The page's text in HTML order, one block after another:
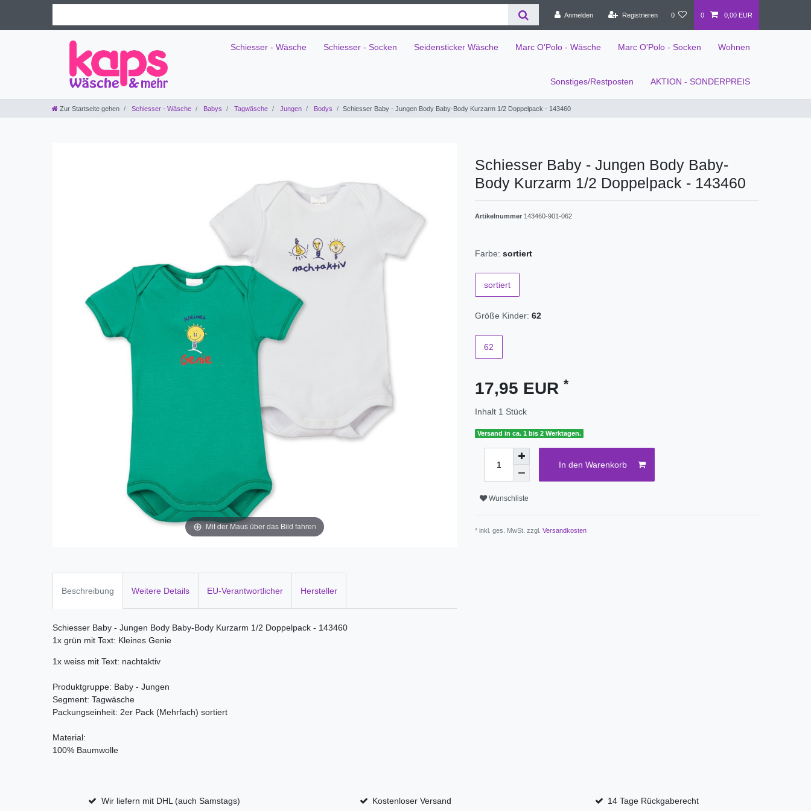
Anmelden Registrieren 0 0 0,00 EUR
Schiesser - Wäsche Schiesser - Socken Seidensticker Wäsche Marc O'Polo - Wäsche Marc O'Polo - Socken Wohnen
Sonstiges/Restposten AKTION - SONDERPREIS
Zur Startseite gehen Schiesser - Wäsche Babys Tagwäsche Jungen Bodys Schiesser Baby - Jungen Body Baby-Body Kurzarm 1/2 Doppelpack - 143460
Mit der Maus über das Bild fahren
Schiesser Baby - Jungen Body Baby-
Body Kurzarm 1/2 Doppelpack - 143460
Artikelnummer 143460-901-062
Farbe: sortiert
sortiert
Größe Kinder: 62
62
17,95 EUR *
Inhalt 1 Stück
Versand in ca. 1 bis 2 Werktagen.
In den Warenkorb
Wunschliste
* inkl. ges. MwSt. zzgl. Versandkosten
Beschreibung Weitere Details EU-Verantwortlicher Hersteller
Schiesser Baby - Jungen Body Baby-Body Kurzarm 1/2 Doppelpack - 143460
1x grün mit Text: Kleines Genie
1x weiss mit Text: nachtaktiv
Produktgruppe: Baby - Jungen
Segment: Tagwäsche
Packungseinheit: 2er Pack (Mehrfach) sortiert
Material:
100% Baumwolle
Wir liefern mit DHL (auch Samstags) Kostenloser Versand 14 Tage Rückgaberecht